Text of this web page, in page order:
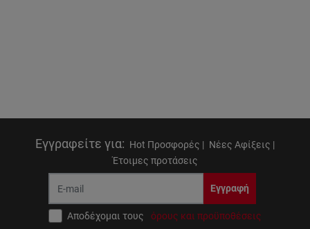
Εγγραφείτε για: Hot Προσφορές | Νέες Αφίξεις |
Έτοιμες προτάσεις
Εγγραφή
Αποδέχομαι τους όρους και προϋποθέσεις